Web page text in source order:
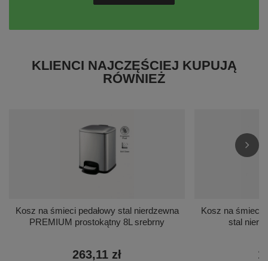
KLIENCI NAJCZĘŚCIEJ KUPUJĄ
RÓWNIEŻ
Kosz na śmieci pedałowy stal nierdzewna
PREMIUM prostokątny 8L srebrny
263,11 zł
Kosz na śmieci
stal